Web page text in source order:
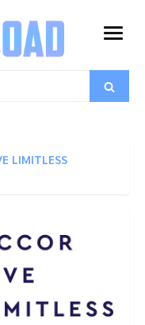
open
Search
LIMITLESS